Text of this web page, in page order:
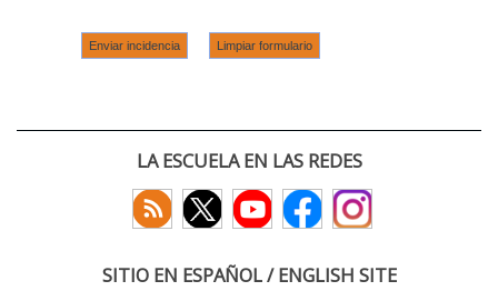
LA ESCUELA EN LAS REDES
SITIO EN ESPAÑOL / ENGLISH SITE